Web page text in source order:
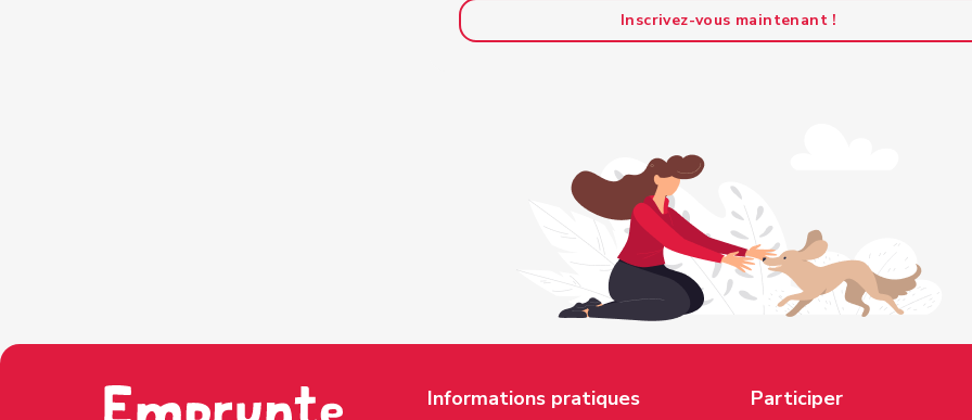
Inscrivez-vous maintenant !
Informations pratiques Participer